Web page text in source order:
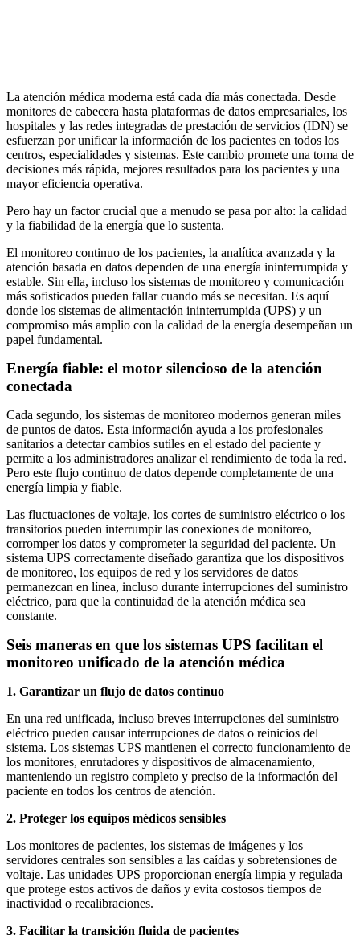
La atención médica moderna está cada día más conectada. Desde
monitores de cabecera hasta plataformas de datos empresariales, los
hospitales y las redes integradas de prestación de servicios (IDN) se
esfuerzan por unificar la información de los pacientes en todos los
centros, especialidades y sistemas. Este cambio promete una toma de
decisiones más rápida, mejores resultados para los pacientes y una
mayor eficiencia operativa.
Pero hay un factor crucial que a menudo se pasa por alto: la calidad
y la fiabilidad de la energía que lo sustenta.
El monitoreo continuo de los pacientes, la analítica avanzada y la
atención basada en datos dependen de una energía ininterrumpida y
estable. Sin ella, incluso los sistemas de monitoreo y comunicación
más sofisticados pueden fallar cuando más se necesitan. Es aquí
donde los sistemas de alimentación ininterrumpida (UPS) y un
compromiso más amplio con la calidad de la energía desempeñan un
papel fundamental.
Energía fiable: el motor silencioso de la atención
conectada
Cada segundo, los sistemas de monitoreo modernos generan miles
de puntos de datos. Esta información ayuda a los profesionales
sanitarios a detectar cambios sutiles en el estado del paciente y
permite a los administradores analizar el rendimiento de toda la red.
Pero este flujo continuo de datos depende completamente de una
energía limpia y fiable.
Las fluctuaciones de voltaje, los cortes de suministro eléctrico o los
transitorios pueden interrumpir las conexiones de monitoreo,
corromper los datos y comprometer la seguridad del paciente. Un
sistema UPS correctamente diseñado garantiza que los dispositivos
de monitoreo, los equipos de red y los servidores de datos
permanezcan en línea, incluso durante interrupciones del suministro
eléctrico, para que la continuidad de la atención médica sea
constante.
Seis maneras en que los sistemas UPS facilitan el
monitoreo unificado de la atención médica
1. Garantizar un flujo de datos continuo
En una red unificada, incluso breves interrupciones del suministro
eléctrico pueden causar interrupciones de datos o reinicios del
sistema. Los sistemas UPS mantienen el correcto funcionamiento de
los monitores, enrutadores y dispositivos de almacenamiento,
manteniendo un registro completo y preciso de la información del
paciente en todos los centros de atención.
2. Proteger los equipos médicos sensibles
Los monitores de pacientes, los sistemas de imágenes y los
servidores centrales son sensibles a las caídas y sobretensiones de
voltaje. Las unidades UPS proporcionan energía limpia y regulada
que protege estos activos de daños y evita costosos tiempos de
inactividad o recalibraciones.
3. Facilitar la transición fluida de pacientes